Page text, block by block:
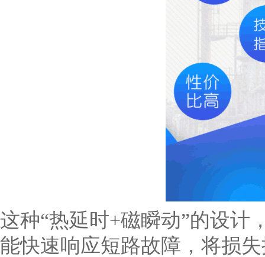
这种“热延时+磁瞬动”的设计
能快速响应短路故障，将损